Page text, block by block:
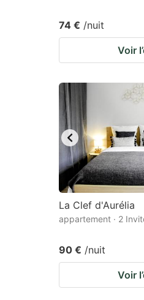
74 € /nuit
Voir
La Clef d'Aurélia
appartement · 2
90 € /nuit
Voir